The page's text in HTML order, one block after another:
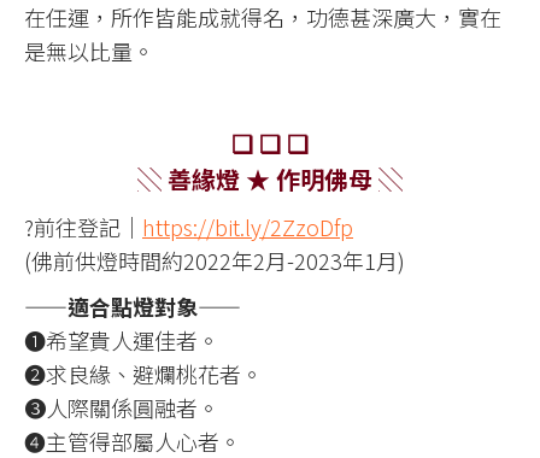
在任運，所作皆能成就得名，功德甚深廣大，實在
是無以比量。
❏ ❏ ❏
░ 善緣燈 ★ 作明佛母 ░
?前往登記｜ https://bit.ly/2ZzoDfp
(佛前供燈時間約2022年2月-2023年1月)
——適合點燈對象——
❶希望貴人運佳者。
❷求良緣、避爛桃花者。
❸人際關係圓融者。
❹主管得部屬人心者。